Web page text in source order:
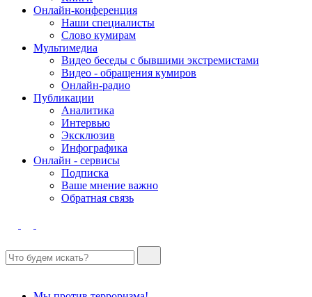
Онлайн-конференция
Наши специалисты
Слово кумирам
Мультимедиа
Видео беседы с бывшими экстремистами
Видео - обращения кумиров
Онлайн-радио
Публикации
Аналитика
Интервью
Эксклюзив
Инфографика
Онлайн - сервисы
Подписка
Ваше мнение важно
Обратная связь